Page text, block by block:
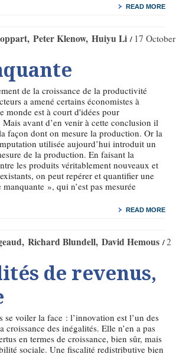
READ MORE
Peter Klenow Huiyu Li
17 October
de la croissance de la productivité
a amené certains économistes à
monde est à court d'idées pour
avant d’en venir à cette conclusion il
façon dont on mesure la production. Or la
utilisée aujourd’hui introduit un
de la production. En faisant la
les produits véritablement nouveaux et
on peut repérer et quantifier une
manquante », qui n’est pas mesurée
READ MORE
Richard Blundell David Hemous
2
de revenus,
se voiler la face : l’innovation est l’un des
croissance des inégalités. Elle n’en a pas
en termes de croissance, bien sûr, mais
sociale. Une fiscalité redistributive bien